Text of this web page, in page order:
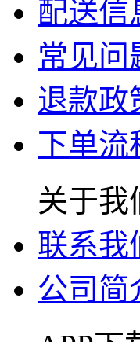
配送信
常见问
退款政
下单流
关于我
联系我
公司简